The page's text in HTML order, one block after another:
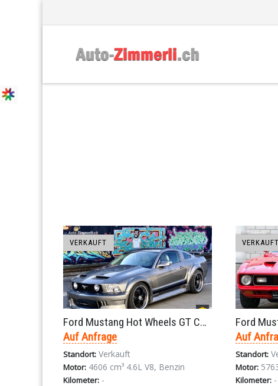
VERKAUFT
Ford Mustang Hot Wheels GT Coupe Breitbau 5-Gang 2007
Auf Anfrage
Standort: Verkauft
Motor: 4606 cm³ 4.6L V8, Benzin
Kilometer: -
VERKAUFT
Auf
Standort:
Motor:
Kilometer: -